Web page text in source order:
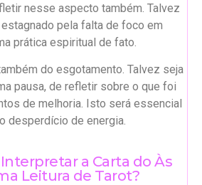
nesse aspecto também. Talvez
pela falta de foco em
prática espiritual de fato.
do esgotamento. Talvez seja
pausa, de refletir sobre o que foi
de melhoria. Isto será essencial
desperdício de energia.
a Carta do Às
Leitura de Tarot?